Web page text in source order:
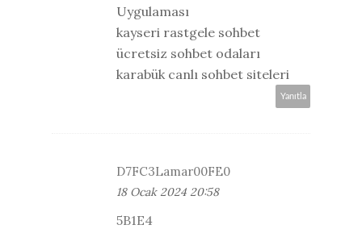
Uygulaması
kayseri rastgele sohbet
ücretsiz sohbet odaları
karabük canlı sohbet siteleri
Yanıtla
D7FC3Lamar00FE0
18 Ocak 2024 20:58
5B1E4